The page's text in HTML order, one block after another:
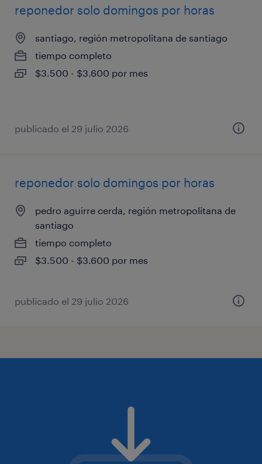
reponedor solo domingos por horas
santiago, región metropolitana de santiago
tiempo completo
$3.500 - $3.600 por mes
publicado el 29 julio 2026
reponedor solo domingos por horas
pedro aguirre cerda, región metropolitana de
santiago
tiempo completo
$3.500 - $3.600 por mes
publicado el 29 julio 2026